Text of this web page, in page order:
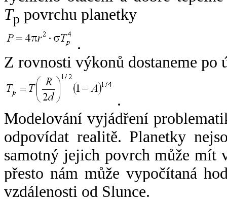
Tp povrchu planetky
.
Z rovnosti výkonů dostaneme po
.
Modelování vyjádření
odpovídat realitě. Planetky
samotný jejich povrch může mít
přesto nám může vypočítaná
vzdálenosti od Slunce.